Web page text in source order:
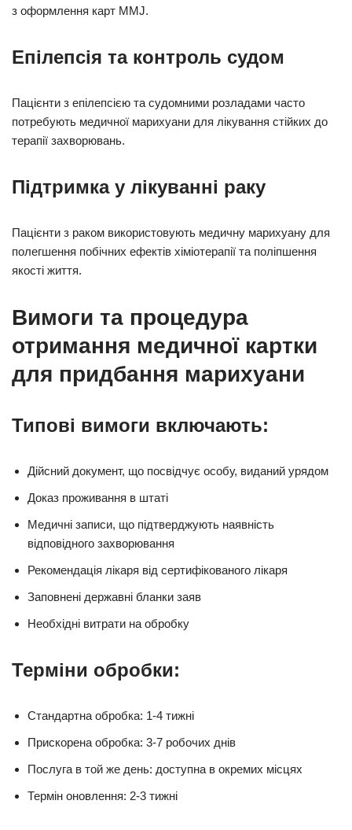
з оформлення карт MMJ.
Епілепсія та контроль судом
Пацієнти з епілепсією та судомними розладами часто
потребують медичної марихуани для лікування стійких до
терапії захворювань.
Підтримка у лікуванні раку
Пацієнти з раком використовують медичну марихуану для
полегшення побічних ефектів хіміотерапії та поліпшення
якості життя.
Вимоги та процедура
отримання медичної картки
для придбання марихуани
Типові вимоги включають:
Дійсний документ, що посвідчує особу, виданий урядом
Доказ проживання в штаті
Медичні записи, що підтверджують наявність
відповідного захворювання
Рекомендація лікаря від сертифікованого лікаря
Заповнені державні бланки заяв
Необхідні витрати на обробку
Терміни обробки:
Стандартна обробка: 1-4 тижні
Прискорена обробка: 3-7 робочих днів
Послуга в той же день: доступна в окремих місцях
Термін оновлення: 2-3 тижні